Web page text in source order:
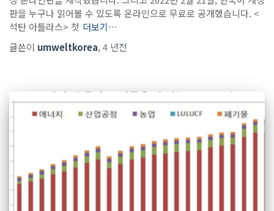
판을 누구나 읽어볼 수 있도록 온라인으로 무료로 공개했습니다. <
석탄 아틀라스> 첫 더보기…
글쓴이 umweltkorea, 4 년전